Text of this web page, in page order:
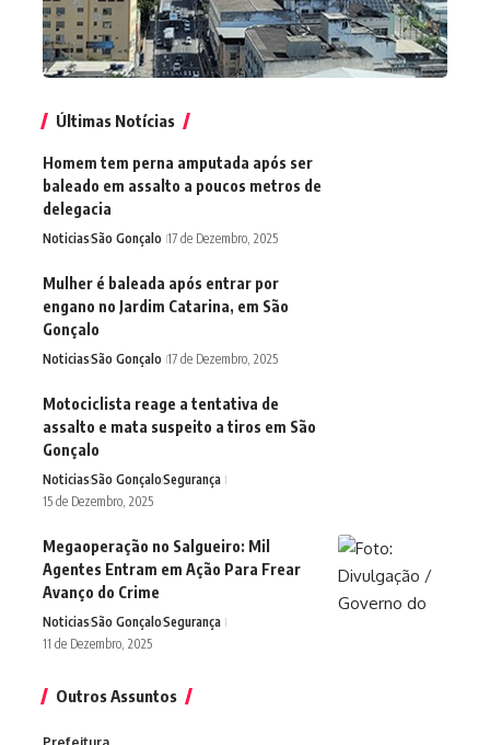
Últimas Notícias
Homem tem perna amputada após ser
baleado em assalto a poucos metros de
delegacia
NoticiasSão Gonçalo 17 de Dezembro, 2025
Mulher é baleada após entrar por
engano no Jardim Catarina, em São
Gonçalo
NoticiasSão Gonçalo 17 de Dezembro, 2025
Motociclista reage a tentativa de
assalto e mata suspeito a tiros em São
Gonçalo
NoticiasSão GonçaloSegurança
15 de Dezembro, 2025
Megaoperação no Salgueiro: Mil
Agentes Entram em Ação Para Frear
Avanço do Crime
NoticiasSão GonçaloSegurança
11 de Dezembro, 2025
Outros Assuntos